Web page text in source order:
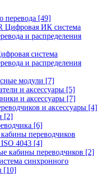
перевода [49]
Цифровая ИК система
и распределения
система
и распределения
модули [7]
и аксессуары [5]
и аксессуары [7]
и аксессуары [4]
[2]
[6]
переводчиков
ISO 4043 [4]
кабины переводчиков [2]
синхронного
[10]